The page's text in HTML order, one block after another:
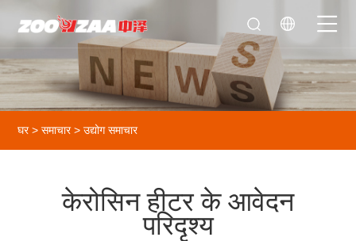
घर > समाचार>उद्योग समाचार
केरोसिन हीटर के आवेदन
परिदृश्य